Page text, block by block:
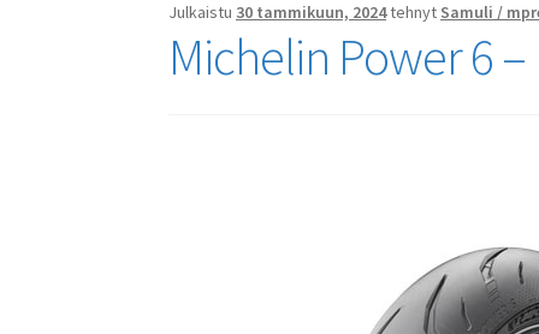
Julkaistu 30 tammikuun, 2024tehnyt Samuli /
Michelin Power 6